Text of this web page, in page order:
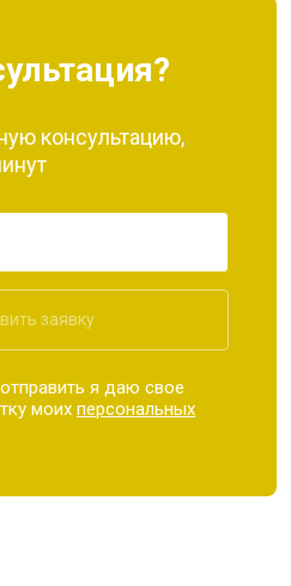
консультацию,
заявку
я даю свое
моихперсональных